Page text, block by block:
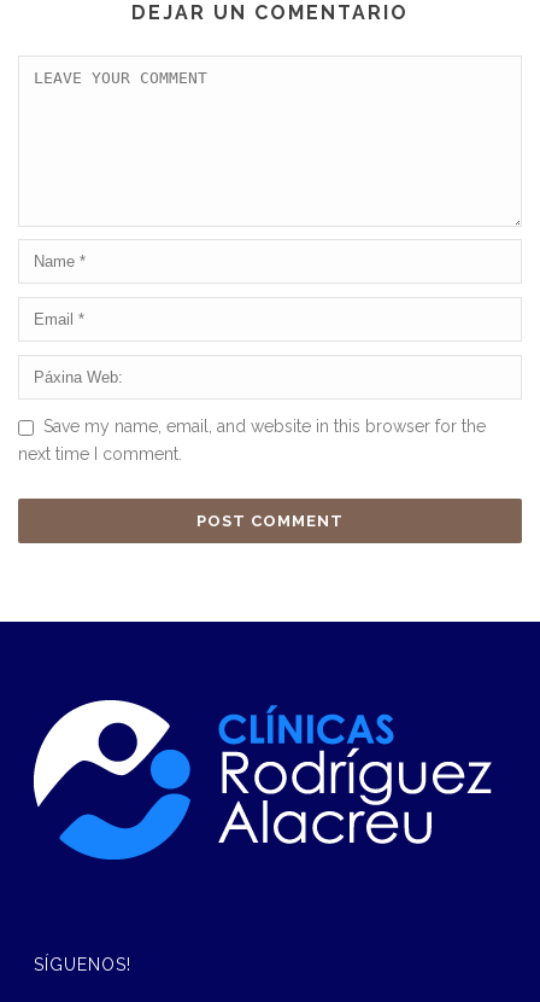
DEJAR UN COMENTARIO
Save my name, email, and website in this browser for the
next time I comment.
SÍGUENOS!